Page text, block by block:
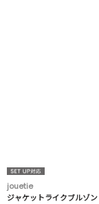
jouetie
ジャケットライクブルゾン